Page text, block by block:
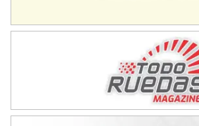
Juventud Unida (Tierra)
NORESTE SANTAFESINO - F6
Ciudad de Avellaneda (Asfalto)
SUR SANTAFESINO - F4